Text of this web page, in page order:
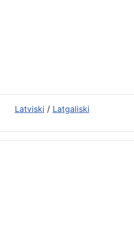
Latviski / Latgaliski